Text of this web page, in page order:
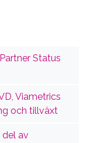
Status
Viametrics
och tillväxt
av